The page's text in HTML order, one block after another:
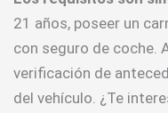
21 años, poseer un
con seguro de coche.
verificación de
del vehículo. ¿Te